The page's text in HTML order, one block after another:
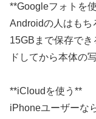
**Googleフォトを
Androidの人はもち
15GBまで保存で
ドしてから本体の
**iCloudを使う**
iPhoneユーザーな